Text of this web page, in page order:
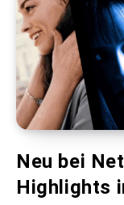
Neu bei
Highlights